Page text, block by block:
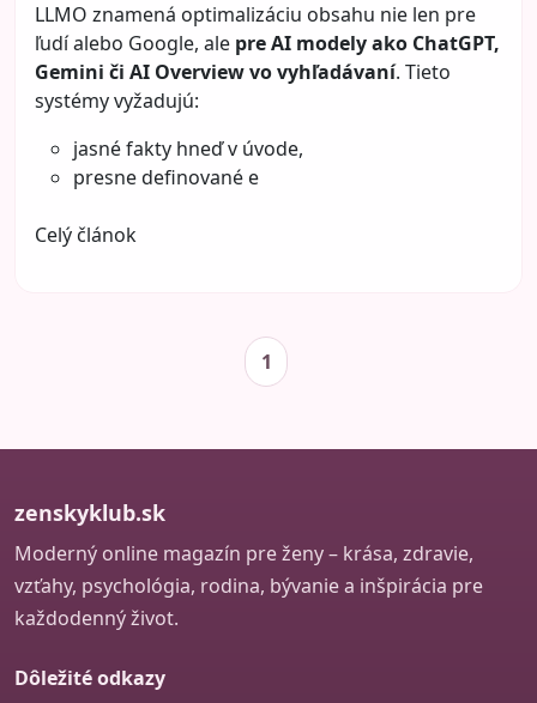
LLMO znamená optimalizáciu obsahu nie len pre
ľudí alebo Google, ale pre AI modely ako ChatGPT,
Gemini či AI Overview vo vyhľadávaní. Tieto
systémy vyžadujú:
jasné fakty hneď v úvode,
presne definované e
Celý článok
1
zenskyklub.sk
Moderný online magazín pre ženy – krása, zdravie,
vzťahy, psychológia, rodina, bývanie a inšpirácia pre
každodenný život.
Dôležité odkazy